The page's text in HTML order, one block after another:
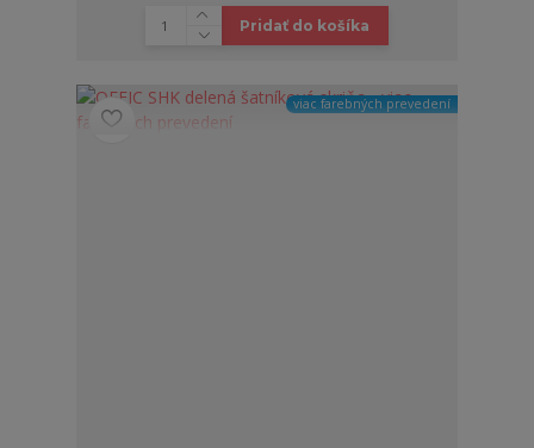
Pridať do košíka
viac farebných prevedení